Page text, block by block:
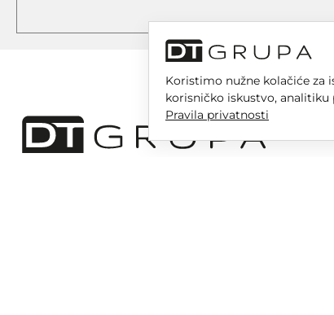
Koristimo nužne kolačiće za
korisničko iskustvo,
Pravila privatnosti